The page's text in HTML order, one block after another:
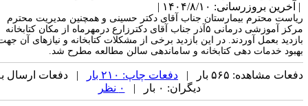
بروزرسانی: ۱۴۰۴/۸/۱۰ |
محترم بیمارستان جناب آقای دکتر حسینی و همچنین مدیریت محترم
آموزشی درمانی۵ آذر جناب آقای دکترزارع درمهرماه از مکان کتابخانه
بعمل آوردند. در این بازدید برخی از مشکلات کتابخانه و نیازهای آن جهت
خدمات دهی کتابخانه و ساماندهی سالن مطالعه مطرح شد.
مشاهده: ۵۶۵ بار | دفعات چاپ: ۲۱۰ بار
| دفعات ارسال به
دیگران: ۰ بار |